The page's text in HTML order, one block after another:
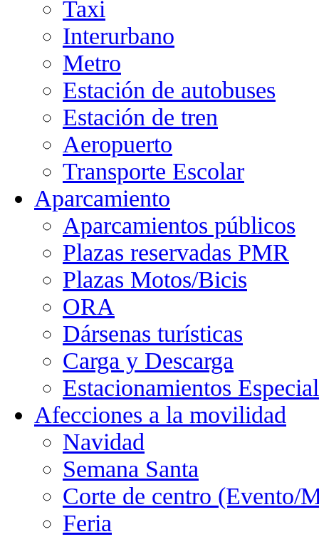
Taxi
Interurbano
Metro
Estación de autobuses
Estación de tren
Aeropuerto
Transporte Escolar
Aparcamiento
Aparcamientos públicos
Plazas reservadas PMR
Plazas Motos/Bicis
ORA
Dársenas turísticas
Carga y Descarga
Estacionamientos
Afecciones a la movilidad
Navidad
Semana Santa
Corte de centro (Evento/
Feria